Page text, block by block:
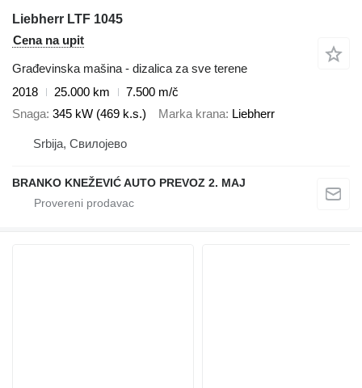
Liebherr LTF 1045
Cena na upit
Građevinska mašina - dizalica za sve terene
2018
25.000 km
7.500 m/č
Snaga 345 kW (469 k.s.) Marka krana Liebherr
Srbija, Свилојево
BRANKO KNEŽEVIĆ AUTO PREVOZ 2. MAJ